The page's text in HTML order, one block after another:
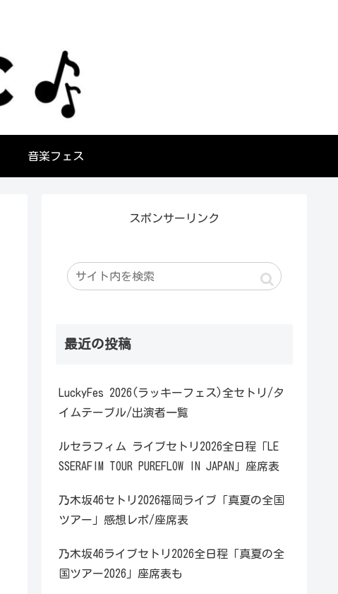
音楽フェス
スポンサーリンク
最近の投稿
LuckyFes 2026(ラッキーフェス)全セトリ/タ
イムテーブル/出演者一覧
ルセラフィム ライブセトリ2026全日程「LE
SSERAFIM TOUR PUREFLOW IN JAPAN」座席表
乃木坂46セトリ2026福岡ライブ「真夏の全国
ツアー」感想レポ/座席表
乃木坂46ライブセトリ2026全日程「真夏の全
国ツアー2026」座席表も